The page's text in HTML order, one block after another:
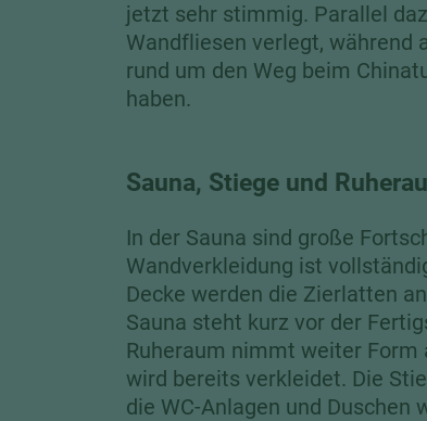
jetzt sehr stimmig. Parallel
Wandfliesen verlegt, während
rund um den Weg beim
haben.
Sauna, Stiege und
In der Sauna sind große
Wandverkleidung ist
Decke werden die Zierlatten
Sauna steht kurz vor der
Ruheraum nimmt weiter Form
wird bereits verkleidet. Die
die WC-Anlagen und Duschen